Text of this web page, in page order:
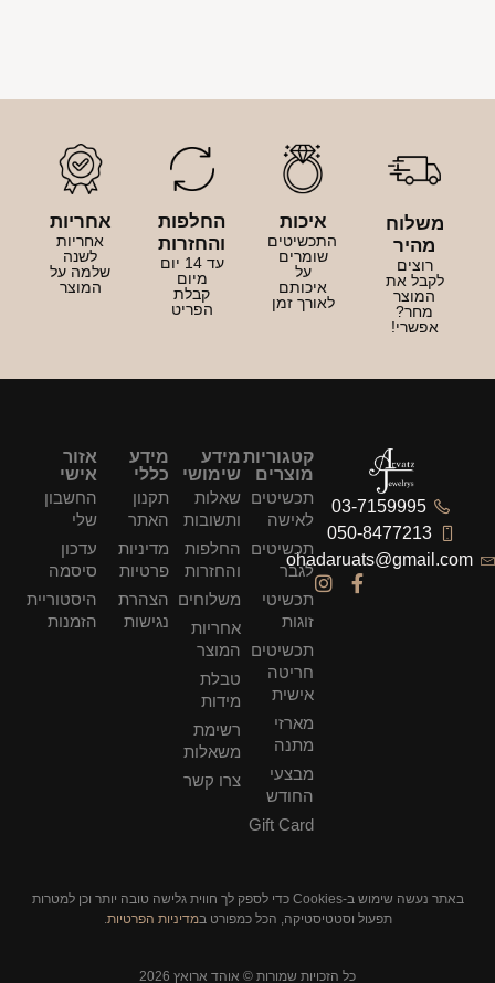
משלוח
מהיר
רוצים
לקבל את
המוצר
מחר?
אפשרי!
איכות
התכשיטים
שומרים
על
איכותם
לאורך זמן
החלפות
והחזרות
עד 14 יום
מיום
קבלת
הפריט
אחריות
אחריות
לשנה
שלמה על
המוצר
03-7159995
050-8477213
ohadaruats@gmail.com
קטגוריות
מוצרים
תכשיטים
לאישה
תכשיטים
לגבר
תכשיטי
זוגות
תכשיטים
חריטה
אישית
מארזי
מתנה
מבצעי
החודש
Gift Card
מידע
שימושי
שאלות
ותשובות
החלפות
והחזרות
משלוחים
אחריות
המוצר
טבלת
מידות
רשימת
משאלות
צרו קשר
מידע
כללי
תקנון
האתר
מדיניות
פרטיות
הצהרת
נגישות
אזור
אישי
החשבון
שלי
עדכון
סיסמה
היסטוריית
הזמנות
באתר נעשה שימוש ב-Cookies כדי לספק לך חווית גלישה טובה יותר וכן למטרות
תפעול וסטטיסטיקה, הכל כמפורט במדיניות הפרטיות.
כל הזכויות שמורות © אוהד ארואץ 2026